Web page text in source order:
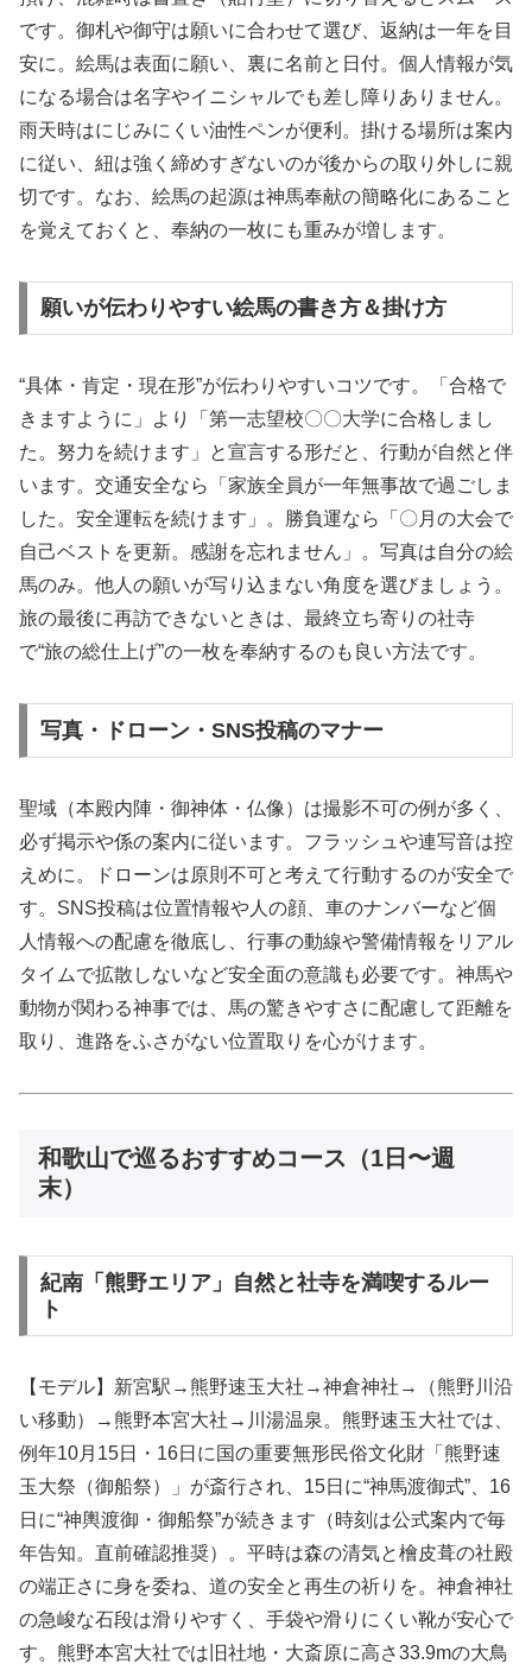
です。御札や御守は願いに合わせて選び、返納は一年を目
安に。絵馬は表面に願い、裏に名前と日付。個人情報が気
になる場合は名字やイニシャルでも差し障りありません。
雨天時はにじみにくい油性ペンが便利。掛ける場所は案内
に従い、紐は強く締めすぎないのが後からの取り外しに親
切です。なお、絵馬の起源は神馬奉献の簡略化にあること
を覚えておくと、奉納の一枚にも重みが増します。
願いが伝わりやすい絵馬の書き方＆掛け方
“具体・肯定・現在形”が伝わりやすいコツです。「合格で
きますように」より「第一志望校〇〇大学に合格しまし
た。努力を続けます」と宣言する形だと、行動が自然と伴
います。交通安全なら「家族全員が一年無事故で過ごしま
した。安全運転を続けます」。勝負運なら「〇月の大会で
自己ベストを更新。感謝を忘れません」。写真は自分の絵
馬のみ。他人の願いが写り込まない角度を選びましょう。
旅の最後に再訪できないときは、最終立ち寄りの社寺
で“旅の総仕上げ”の一枚を奉納するのも良い方法です。
写真・ドローン・SNS投稿のマナー
聖域（本殿内陣・御神体・仏像）は撮影不可の例が多く、
必ず掲示や係の案内に従います。フラッシュや連写音は控
えめに。ドローンは原則不可と考えて行動するのが安全で
す。SNS投稿は位置情報や人の顔、車のナンバーなど個
人情報への配慮を徹底し、行事の動線や警備情報をリアル
タイムで拡散しないなど安全面の意識も必要です。神馬や
動物が関わる神事では、馬の驚きやすさに配慮して距離を
取り、進路をふさがない位置取りを心がけます。
和歌山で巡るおすすめコース（1日〜週
末）
紀南「熊野エリア」自然と社寺を満喫するルー
ト
【モデル】新宮駅→熊野速玉大社→神倉神社→（熊野川沿
い移動）→熊野本宮大社→川湯温泉。熊野速玉大社では、
例年10月15日・16日に国の重要無形民俗文化財「熊野速
玉大祭（御船祭）」が斎行され、15日に“神馬渡御式”、16
日に“神輿渡御・御船祭”が続きます（時刻は公式案内で毎
年告知。直前確認推奨）。平時は森の清気と檜皮葺の社殿
の端正さに身を委ね、道の安全と再生の祈りを。神倉神社
の急峻な石段は滑りやすく、手袋や滑りにくい靴が安心で
す。熊野本宮大社では旧社地・大斎原に高さ33.9mの大鳥